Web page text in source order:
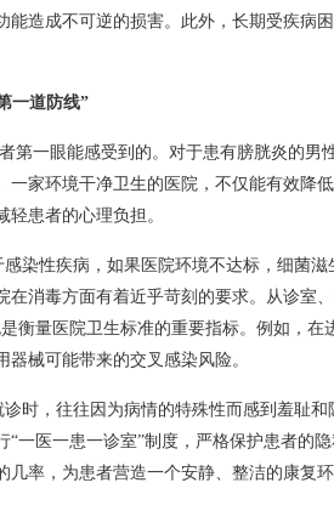
能造成不可逆的损害。此外，长期受疾病
一道防线”
第一眼能感受到的。对于患有膀胱炎的男
一家环境干净卫生的医院，不仅能有效降
患者的心理负担。
感染性疾病，如果医院环境不达标，细菌
在消毒方面有着近乎苛刻的要求。从诊室
衡量医院卫生标准的重要指标。例如，在
械可能带来的交叉感染风险。
诊时，往往因为病情的特殊性而感到羞耻
一医一患一诊室”制度，严格保护患者的
率，为患者营造一个安静、整洁的康复环